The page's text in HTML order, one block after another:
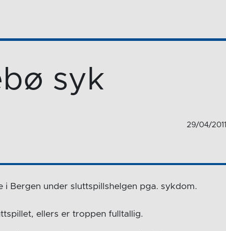
syk
29/04/2011
i Bergen under sluttspillshelgen pga. sykdom.
ellers er troppen fulltallig.